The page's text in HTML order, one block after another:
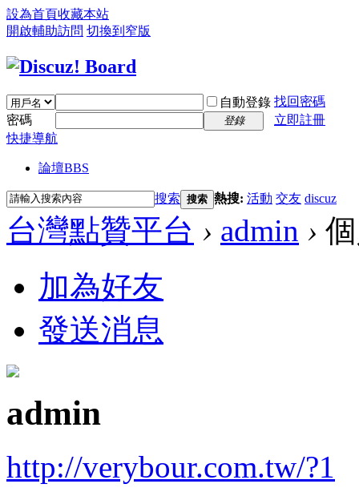
設為首頁收藏本站
開啟輔助訪問 切換到窄版
自動登錄 找回密碼
密碼
登錄
立即註冊
快捷導航
論壇BBS
搜索 搜索 熱搜: 活動 交友 discuz
台灣點贊平台 › admin ›
加為好友
發送消息
admin
http://verybour.com.tw/?1